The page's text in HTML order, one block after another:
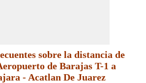
sobre la distancia de
de Barajas T-1 a
- Acatlan De Juarez